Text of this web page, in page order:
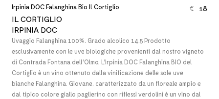
Irpinia DOC Falanghina Bio Il Cortiglio €
18
IL CORTIGLIO
IRPINIA DOC
Uvaggio Falanghina 100%. Grado alcolico 14.5 Prodotto
esclusivamente con le uve biologiche provenienti dal nostro vigneto
di Contrada Fontana dell’Olmo, L’Irpinia DOC Falanghina BIO del
Cortiglio è un vino ottenuto dalla vinificazione delle sole uve
bianche Falanghina. Giovane, caratterizzato da un floreale ampio e
dal tipico colore giallo paglierino con riflessi verdolini è un vino dal